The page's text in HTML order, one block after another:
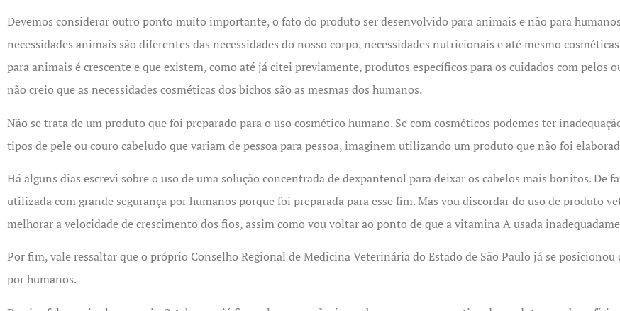
Devemos considerar outro ponto muito importante, o fato do produto ser desenvolvido para animais e não para
necessidades animais são diferentes das necessidades do nosso corpo, necessidades nutricionais e até mesmo
para animais é crescente e que existem, como até já citei previamente, produtos específicos para os cuidados com pelos
não creio que as necessidades cosméticas dos bichos são as mesmas dos humanos.
Não se trata de um produto que foi preparado para o uso cosmético humano. Se com cosméticos podemos ter
tipos de pele ou couro cabeludo que variam de pessoa para pessoa, imaginem utilizando um produto que não foi
Há alguns dias escrevi sobre o uso de uma solução concentrada de dexpantenol para deixar os cabelos mais bonitos. De
utilizada com grande segurança por humanos porque foi preparada para esse fim. Mas vou discordar do uso de produto
melhorar a velocidade de crescimento dos fios, assim como vou voltar ao ponto de que a vitamina A usada
Por fim, vale ressaltar que o próprio Conselho Regional de Medicina Veterinária do Estado de São Paulo já se
por humanos.